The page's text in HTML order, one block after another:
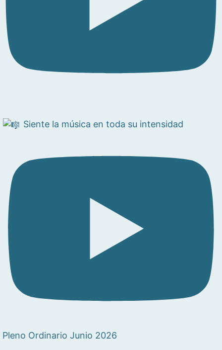
Siente la música en toda su intensidad
Pleno Ordinario Junio 2026